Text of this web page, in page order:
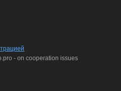
- on cooperation issues